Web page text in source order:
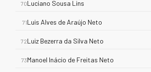
70Luciano Sousa Lins
71Luis Alves de Araújo Neto
72Luiz Bezerra da Silva Neto
73Manoel Inácio de Freitas Neto